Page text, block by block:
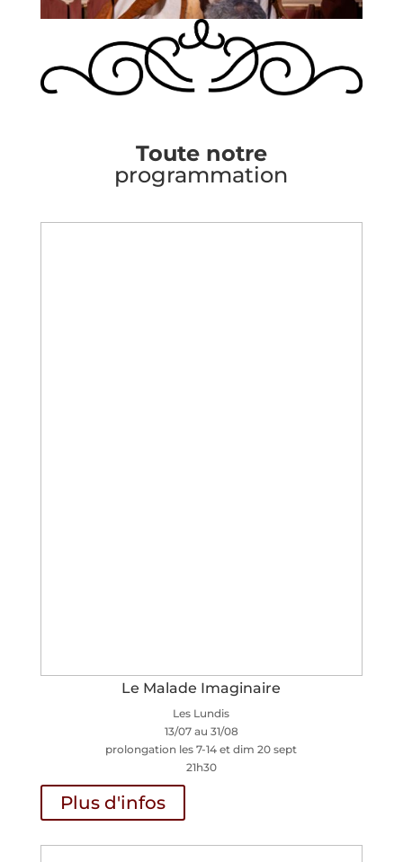
Toute notre
programmation
Le Malade Imaginaire
Les Lundis
13/07 au 31/08
prolongation les 7-14 et dim 20 sept
21h30
Plus d'infos